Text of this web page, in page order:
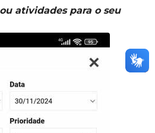
atividades para o seu